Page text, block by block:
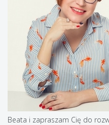
Beata i zapraszam Cię do